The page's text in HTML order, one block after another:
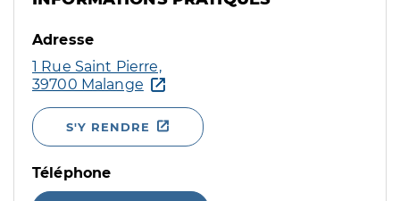
Adresse
1 Rue Saint Pierre,
39700 Malange
S'Y RENDRE
Téléphone